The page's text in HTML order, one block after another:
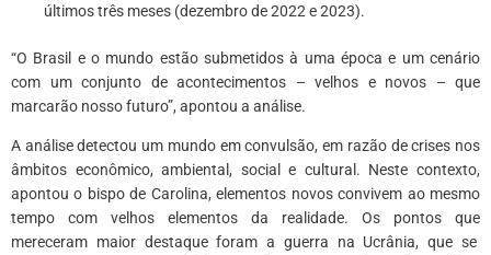
últimos três meses (dezembro de 2022 e 2023).
“O Brasil e o mundo estão submetidos à uma época e um cenário
com um conjunto de acontecimentos – velhos e novos – que
marcarão nosso futuro”, apontou a análise.
A análise detectou um mundo em convulsão, em razão de crises nos
âmbitos econômico, ambiental, social e cultural. Neste contexto,
apontou o bispo de Carolina, elementos novos convivem ao mesmo
tempo com velhos elementos da realidade. Os pontos que
mereceram maior destaque foram a guerra na Ucrânia, que se